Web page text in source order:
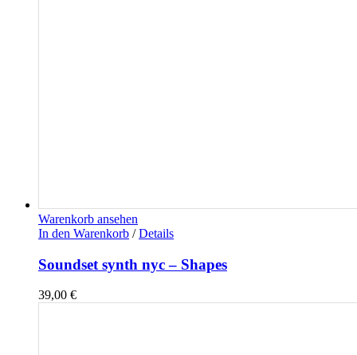
Warenkorb ansehen
In den Warenkorb / Details
Soundset synth nyc – Shapes
39,00 €